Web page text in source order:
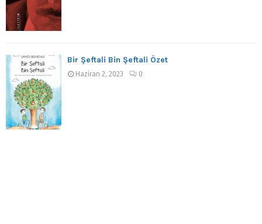
Bir Şeftali Bin Şeftali Özet
Haziran 2, 2023 0